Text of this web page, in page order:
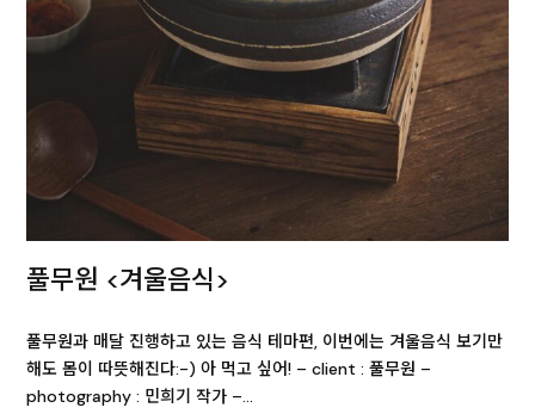
풀무원 <겨울음식>
풀무원과 매달 진행하고 있는 음식 테마편, 이번에는 겨울음식 보기만
해도 몸이 따뜻해진다:-) 아 먹고 싶어! – client : 풀무원 –
photography : 민희기 작가 –…